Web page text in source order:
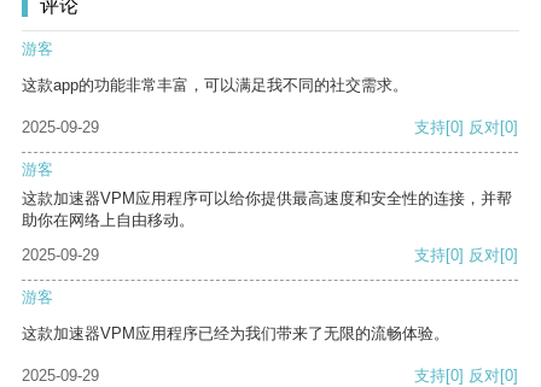
评论
游客
这款app的功能非常丰富，可以满足我不同的社交需求。
2025-09-29 支持[0] 反对[0]
游客
这款加速器VPM应用程序可以给你提供最高速度和安全性的连接，并帮
助你在网络上自由移动。
2025-09-29
支持[0] 反对[0]
游客
这款加速器VPM应用程序已经为我们带来了无限的流畅体验。
2025-09-29 支持[0] 反对[0]